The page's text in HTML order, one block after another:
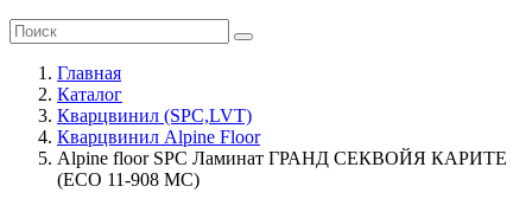
Главная
Каталог
Кварцвинил (SPC,LVT)
Кварцвинил Alpine Floor
Alpine floor SPC Ламинат ГРАНД СЕКВОЙЯ КАРИТЕ
(ECO 11-908 MC)